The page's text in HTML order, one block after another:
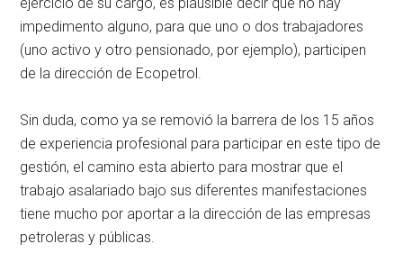
impedimento alguno, para que uno o dos trabajadores
(uno activo y otro pensionado, por ejemplo), participen
de la dirección de Ecopetrol.
Sin duda, como ya se removió la barrera de los 15 años
de experiencia profesional para participar en este tipo de
gestión, el camino esta abierto para mostrar que el
trabajo asalariado bajo sus diferentes manifestaciones
tiene mucho por aportar a la dirección de las empresas
petroleras y públicas.